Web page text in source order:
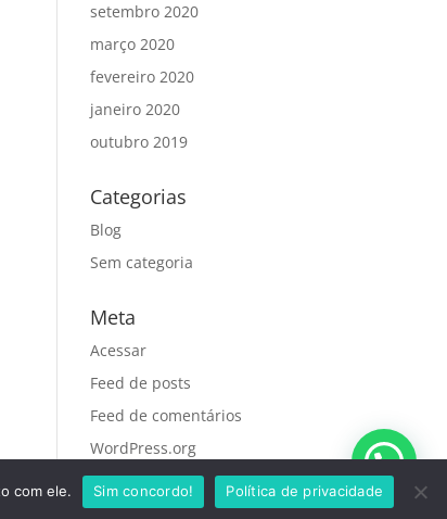
setembro 2020
março 2020
fevereiro 2020
janeiro 2020
outubro 2019
Categorias
Blog
Sem categoria
Meta
Acessar
Feed de posts
Feed de comentários
WordPress.org
com ele. Sim concordo! Política de privacidade